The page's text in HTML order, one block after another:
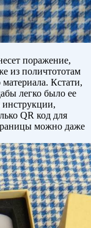
поражение,
из поличтототам
Кстати,
легко было ее
инструкции,
QR код для
можно даже